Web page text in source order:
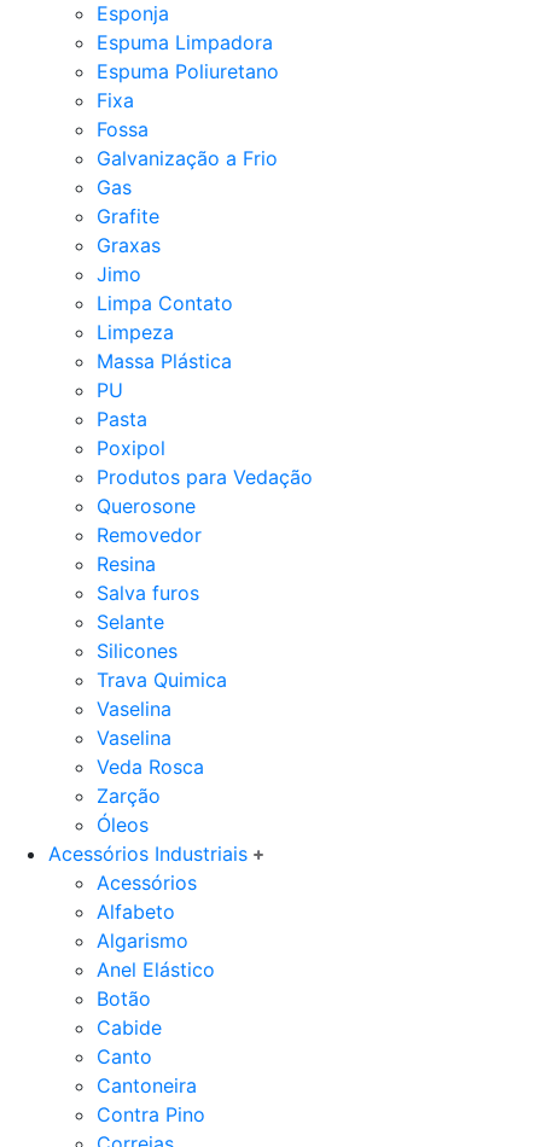
Esponja
Espuma Limpadora
Espuma Poliuretano
Fixa
Fossa
Galvanização a Frio
Gas
Grafite
Graxas
Jimo
Limpa Contato
Limpeza
Massa Plástica
PU
Pasta
Poxipol
Produtos para Vedação
Querosone
Removedor
Resina
Salva furos
Selante
Silicones
Trava Quimica
Vaselina
Vaselina
Veda Rosca
Zarção
Óleos
Acessórios Industriais
Acessórios
Alfabeto
Algarismo
Anel Elástico
Botão
Cabide
Canto
Cantoneira
Contra Pino